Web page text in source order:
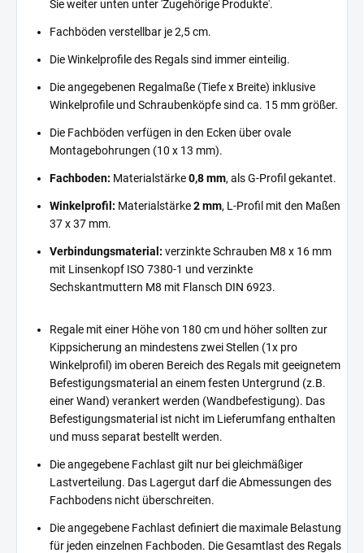
Sie weiter unten unter 'Zugehörige Produkte'.
Fachböden verstellbar je 2,5 cm.
Die Winkelprofile des Regals sind immer einteilig.
Die angegebenen Regalmaße (Tiefe x Breite) inklusive
Winkelprofile und Schraubenköpfe sind ca. 15 mm größer.
Die Fachböden verfügen in den Ecken über ovale
Montagebohrungen (10 x 13 mm).
Fachboden: Materialstärke0,8 mm, als G-Profil gekantet.
Winkelprofil: Materialstärke2 mm, L-Profil mit den Maßen
37 x 37 mm.
Verbindungsmaterial: verzinkte Schrauben M8 x 16 mm
mit Linsenkopf ISO 7380-1 und verzinkte
Sechskantmuttern M8 mit Flansch DIN 6923.
Regale mit einer Höhe von 180 cm und höher sollten zur
Kippsicherung an mindestens zwei Stellen (1x pro
Winkelprofil) im oberen Bereich des Regals mit geeignetem
Befestigungsmaterial an einem festen Untergrund (z.B.
einer Wand) verankert werden (Wandbefestigung). Das
Befestigungsmaterial ist nicht im Lieferumfang enthalten
und muss separat bestellt werden.
Die angegebene Fachlast gilt nur bei gleichmäßiger
Lastverteilung. Das Lagergut darf die Abmessungen des
Fachbodens nicht überschreiten.
Die angegebene Fachlast definiert die maximale Belastung
für jeden einzelnen Fachboden. Die Gesamtlast des Regals